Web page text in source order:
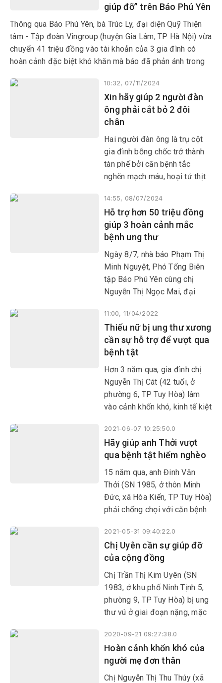
giúp đỡ” trên Báo Phú Yên
Thông qua Báo Phú Yên, bà Trúc Ly, đại diện Quỹ Thiện
tâm - Tập đoàn Vingroup (huyện Gia Lâm, TP Hà Nội) vừa
chuyển 41 triệu đồng vào tài khoản của 3 gia đình có
hoàn cảnh đặc biệt khó khăn mà báo đã phản ánh trong
10:32, 07/11/2024
Xin hãy giúp 2 người đàn
ông phải cắt bỏ 2 đôi
chân
Hai người đàn ông là trụ cột
gia đình bỗng chốc trở thành
tàn phế bởi căn bệnh tắc
nghẽn mạch máu, hoại tử thịt
Cuộc sống của 2 gia đình rơi
vào cảnh kiệt quệ, bế tắc. Họ
rất cần sự sẻ chia, giúp đỡ
của các tấm lòng nhân ái gần
xa.
14:55, 08/07/2024
Hỗ trợ hơn 50 triệu đồng
giúp 3 hoàn cảnh mắc
bệnh ung thư
Ngày 8/7, nhà báo Phạm Thị
Minh Nguyệt, Phó Tổng Biên
tập Báo Phú Yên cùng chị
Nguyễn Thị Ngọc Mai, đại
Xăng dầu Dầu khí Phú Yên
(PV OIL) đã thăm hỏi, động
viên và trao 6 triệu đồng cho 3
gia đình
11:00, 11/04/2022
Thiếu nữ bị ung thư xương
cần sự hỗ trợ để vượt qua
bệnh tật
Hơn 3 năm qua, gia đình chị
Nguyễn Thị Cát (42 tuổi, ở
phường 6, TP Tuy Hòa) lâm
vào cảnh khốn khó, kinh tế kiệt
vợ chồng chị lo tiền chữa bệnh
cho con gái đang học lớp 11
là em Trần Thị Mỹ Tường (17
tuổi) bị ung thư xương và 2
đứa con đang tuổi ăn học.
2021-06-07 10:25:50.0
Hãy giúp anh Thởi vượt
qua bệnh tật hiểm nghèo
15 năm qua, anh Đinh Văn
Thởi (SN 1985, ở thôn Minh
Đức, xã Hòa Kiến, TP Tuy Hòa)
phải chống chọi với căn bệnh
trướng nặng. Còn mẹ anh, bà
Trần Thị Liễu, bị đau khớp bại
liệt ngồi một chỗ đã 2 năm
nay.
2021-05-31 09:40:22.0
Chị Uyên cần sự giúp đỡ
của cộng đồng
Chị Trần Thị Kim Uyên (SN
1983, ở khu phố Ninh Tịnh 5,
phường 9, TP Tuy Hòa) bị ung
thư vú ở giai đoạn nặng, mặc
phải hóa trị lâu dài, rất tốn
kém.
2020-09-21 09:27:38.0
Hoàn cảnh khốn khó của
người mẹ đơn thân
Chị Nguyễn Thị Thu Thúy (xã